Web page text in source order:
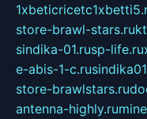
store-brawl-stars.ru
sindika-01.rusp-life.ru
e-abis-1-c.ru
store-brawlstars.ru
antenna-highly.ru